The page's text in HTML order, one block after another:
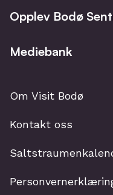
Opplev Bodø
Mediebank
Om Visit Bodø
Kontakt oss